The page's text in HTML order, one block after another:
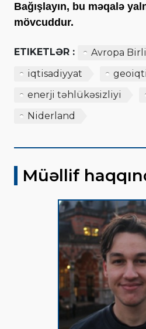
Bağışlayın, bu məqalə
mövcuddur.
ETIKETLƏR :
Avropa
iqtisadiyyat
enerji təhlükəsizliyi
Niderland
Müəllif